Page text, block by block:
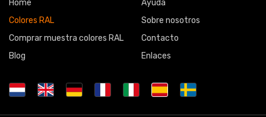
Home
Colores RAL
Comprar muestra colores RAL
Blog
Ayuda
Sobre nosotros
Contacto
Enlaces